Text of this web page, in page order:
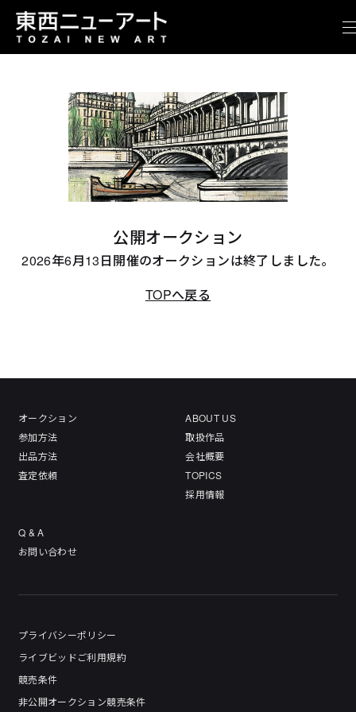
公開オークション
2026年6月13日開催のオークションは終了しました。
TOPへ戻る
オークション
参加方法
出品方法
査定依頼
ABOUT US
取扱作品
会社概要
TOPICS
採用情報
Q & A
お問い合わせ
プライバシーポリシー
ライブビッドご利用規約
競売条件
非公開オークション競売条件